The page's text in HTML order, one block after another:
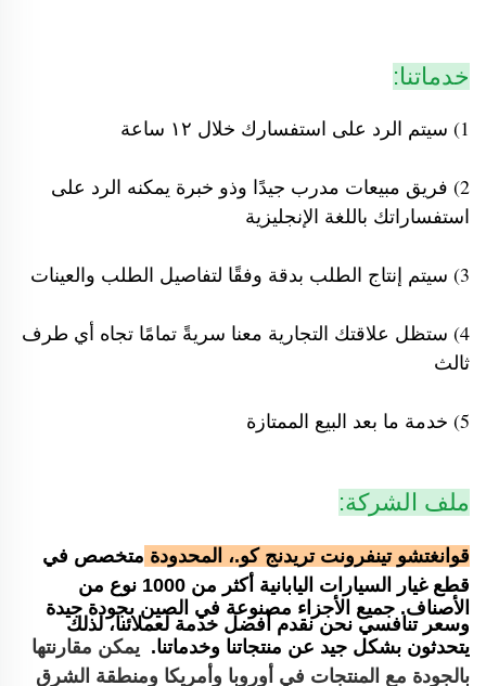
خدماتنا:
1) سيتم الرد على استفسارك خلال ١٢ ساعة
2) فريق مبيعات مدرب جيدًا وذو خبرة يمكنه الرد على
استفساراتك باللغة الإنجليزية
3) سيتم إنتاج الطلب بدقة وفقًا لتفاصيل الطلب والعينات
4) ستظل علاقتك التجارية معنا سريةً تمامًا تجاه أي طرف
ثالث
5) خدمة ما بعد البيع الممتازة
ملف الشركة:
قوانغتشو تينفرونت تريدنج كو.، المحدودة متخصص في
قطع غيار السيارات اليابانية
أكثر من 1000 نوع من
الأصناف. جميع الأجزاء مصنوعة في الصين بجودة جيدة
وسعر تنافسي نحن نقدم أفضل خدمة لعملائنا، لذلك
يتحدثون بشكل جيد عن منتجاتنا وخدماتنا. يمكن مقارنتها
بالجودة مع المنتجات في أوروبا وأمريكا ومنطقة الشرق